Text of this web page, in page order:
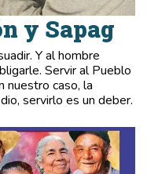
y Sapag
Y al hombre
Servir al Pueblo
nuestro caso, la
servirlo es un deber.